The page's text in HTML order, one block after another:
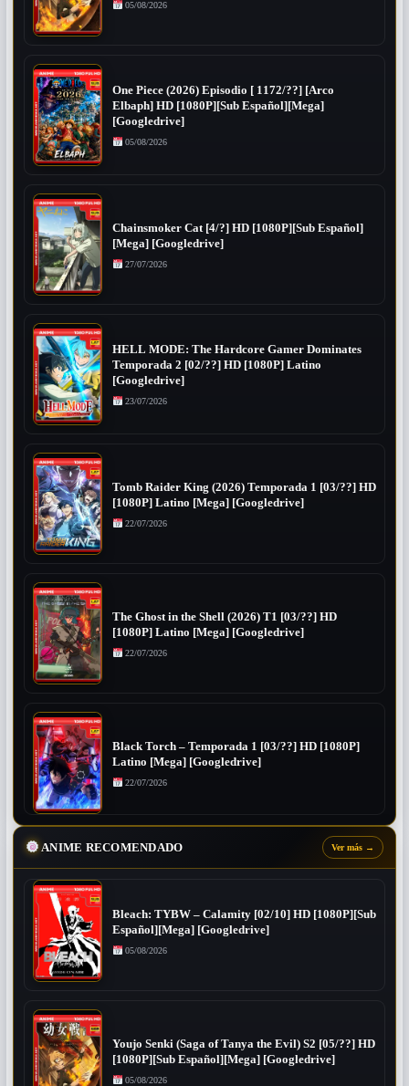
05/08/2026
One Piece (2026) Episodio [ 1172/??] [Arco
Elbaph] HD [1080P][Sub Español][Mega]
[Googledrive]
05/08/2026
Chainsmoker Cat [4/?] HD [1080P][Sub Español]
[Mega] [Googledrive]
27/07/2026
HELL MODE: The Hardcore Gamer Dominates
Temporada 2 [02/??] HD [1080P] Latino
[Googledrive]
23/07/2026
Tomb Raider King (2026) Temporada 1 [03/??] HD
[1080P] Latino [Mega] [Googledrive]
22/07/2026
The Ghost in the Shell (2026) T1 [03/??] HD
[1080P] Latino [Mega] [Googledrive]
22/07/2026
Black Torch – Temporada 1 [03/??] HD [1080P]
Latino [Mega] [Googledrive]
22/07/2026
ANIME RECOMENDADO Ver más →
Bleach: TYBW – Calamity [02/10] HD [1080P][Sub
Español][Mega] [Googledrive]
05/08/2026
Youjo Senki (Saga of Tanya the Evil) S2 [05/??] HD
[1080P][Sub Español][Mega] [Googledrive]
05/08/2026